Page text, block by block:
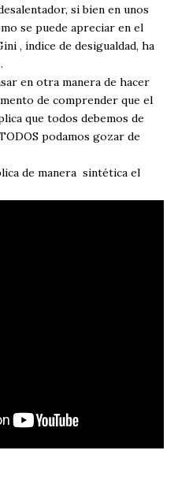
si bien en unos
se puede apreciar en el
, índice de desigualdad, ha
en otra manera de hacer
de comprender que el
que todos debemos de
podamos gozar de
de manera sintética el